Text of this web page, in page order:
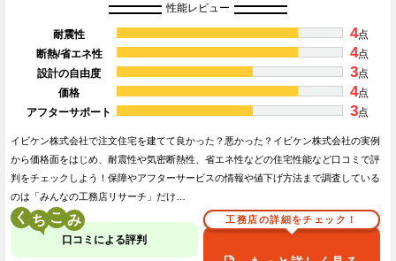
性能レビュー
耐震性 4点
断熱/省エネ性
4点
設計の自由度
3点
価格
4点
アフターサポート
3点
イビケン株式会社で注文住宅を建てて良かった？悪かった？イビケン株式会社の実例
から価格面をはじめ、耐震性や気密断熱性、省エネ性などの住宅性能など口コミで評
判をチェックしよう！保障やアフターサービスの情報や値下げ方法まで調査している
のは「みんなの工務店リサーチ」だけ…
く こ
口コミによる評判
工務店の詳細をチェック！